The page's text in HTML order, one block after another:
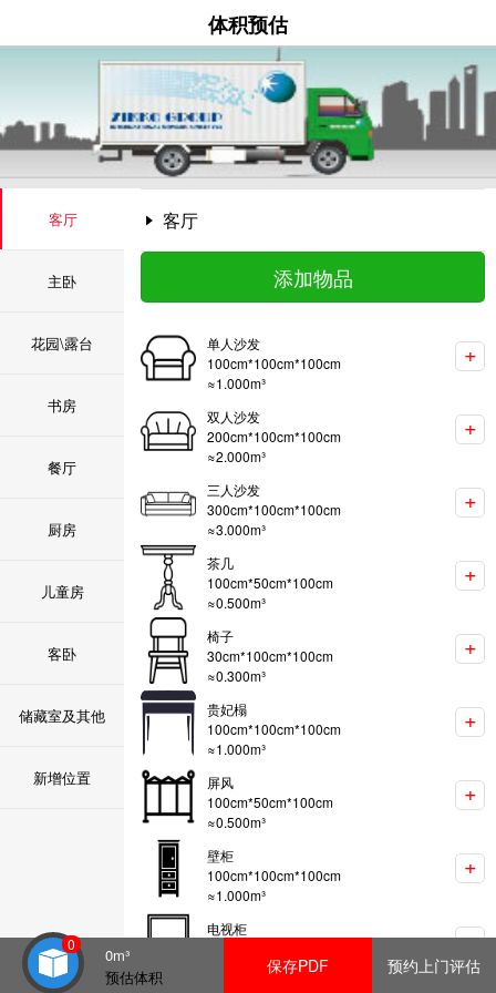
体积预估
客厅
主卧
花园\露台
书房
餐厅
厨房
儿童房
客卧
储藏室及其他
新增位置
客厅
添加物品
单人沙发
100cm*100cm*100cm
≈1.000m³
+
双人沙发
200cm*100cm*100cm
≈2.000m³
+
三人沙发
300cm*100cm*100cm
≈3.000m³
+
茶几
100cm*50cm*100cm
≈0.500m³
+
椅子
30cm*100cm*100cm
≈0.300m³
+
贵妃榻
100cm*100cm*100cm
≈1.000m³
+
屏风
100cm*50cm*100cm
≈0.500m³
+
壁柜
100cm*100cm*100cm
≈1.000m³
+
电视柜
+
0
0m³
预估体积
保存PDF 预约上门评估